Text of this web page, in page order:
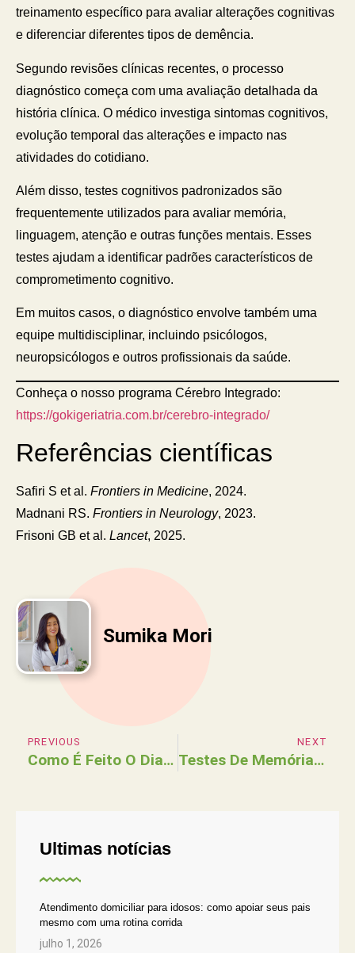
treinamento específico para avaliar alterações cognitivas
e diferenciar diferentes tipos de demência.
Segundo revisões clínicas recentes, o processo
diagnóstico começa com uma avaliação detalhada da
história clínica. O médico investiga sintomas cognitivos,
evolução temporal das alterações e impacto nas
atividades do cotidiano.
Além disso, testes cognitivos padronizados são
frequentemente utilizados para avaliar memória,
linguagem, atenção e outras funções mentais. Esses
testes ajudam a identificar padrões característicos de
comprometimento cognitivo.
Em muitos casos, o diagnóstico envolve também uma
equipe multidisciplinar, incluindo psicólogos,
neuropsicólogos e outros profissionais da saúde.
Conheça o nosso programa Cérebro Integrado:
https://gokigeriatria.com.br/cerebro-integrado/
Referências científicas
Safiri S et al. Frontiers in Medicine, 2024.
Madnani RS. Frontiers in Neurology, 2023.
Frisoni GB et al. Lancet, 2025.
Sumika Mori
PREVIOUS
Como É Feito O Diagnóstico Da Doença De Alzheimer?
NEXT
Testes De Memória Ajudam A Diagnosticar Alzheimer?
Ultimas notícias
Atendimento domiciliar para idosos: como apoiar seus pais
mesmo com uma rotina corrida
julho 1, 2026